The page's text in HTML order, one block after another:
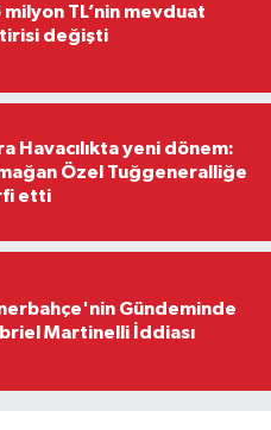
milyon TL’nin mevduat
değişti
Havacılıkta yeni dönem:
Özel Tuğgeneralliğe
etti
Gündeminde
Martinelli İddiası